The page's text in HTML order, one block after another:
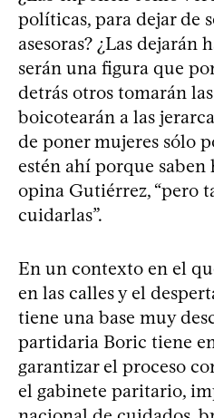
políticas, para dejar de
asesoras? ¿Las dejarán
serán una figura que
detrás otros tomarán
boicotearán a las
de poner mujeres sólo
estén ahí porque saben
opina Gutiérrez, “pero
cuidarlas”.
En un contexto en el
en las calles y el
tiene una base muy
partidaria Boric tiene
garantizar el proceso
el gabinete paritario,